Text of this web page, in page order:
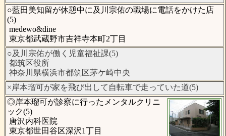
○藍田美知留が休憩中に及川宗佑の職場に電話をかけた店
(5)
medewo&dine
東京都武蔵野市吉祥寺本町2丁目
○及川宗佑が働く児童福祉課(5)
都筑区役所
神奈川県横浜市都筑区茅ケ崎中央
×岸本瑠可が家を飛び出して自転車で走っていた道(5)
◎岸本瑠可が診察に行ったメンタルクリニ
ック(5)
唐沢内科医院
東京都世田谷区深沢1丁目